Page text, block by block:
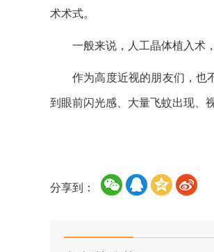
术术式。
一般来说，人工晶体植入术
作为高度近视的朋友们，也
到眼前闪光感、大量飞蚊出现、
分享到：